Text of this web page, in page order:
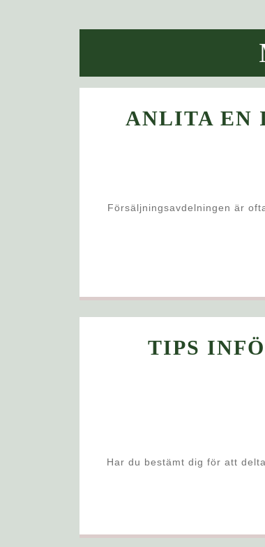
ANLITA EN
Försäljningsavdelningen är ofta ett företags mittpunkt. De har kontakt med kunderna, skapar en bild av
TIPS
Har du bestämt dig för att